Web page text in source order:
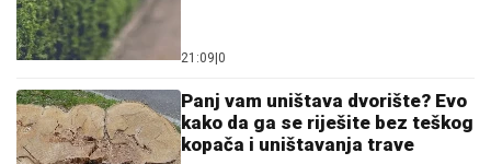
21:09 0
Panj vam uništava dvorište? Evo
kako da ga se riješite bez teškog
kopača i uništavanja trave